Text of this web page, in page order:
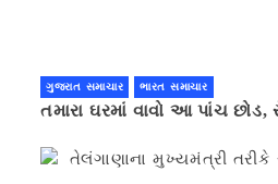
ગુજરાત સમાચાર ભારત સમાચાર
તમારા ઘરમાં વાવો આ પાંચ છોડ,